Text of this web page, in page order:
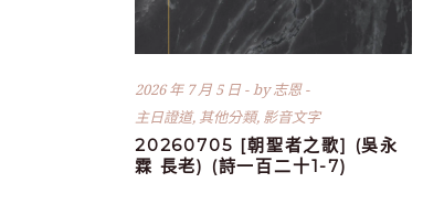
2026 年 7 月 5 日 by志恩
主日證道, 其他分類, 影音文字
20260705 [朝聖者之歌] (吳永
霖 長老) (詩一百二十1-7)